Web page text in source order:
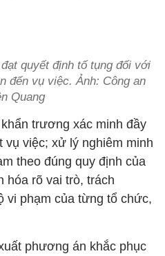
quyết định tố tụng đối với
đến vụ việc. Ảnh: Công an
Quang
trương xác minh đầy
vụ việc; xử lý nghiêm minh
theo đúng quy định của
hóa rõ vai trò, trách
vi phạm của từng tổ chức,
phương án khắc phục